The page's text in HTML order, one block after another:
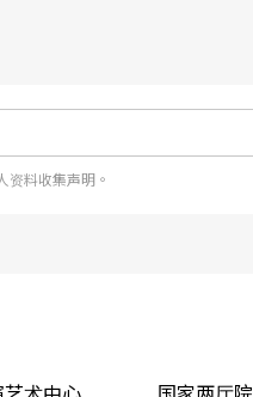
资料收集声明。